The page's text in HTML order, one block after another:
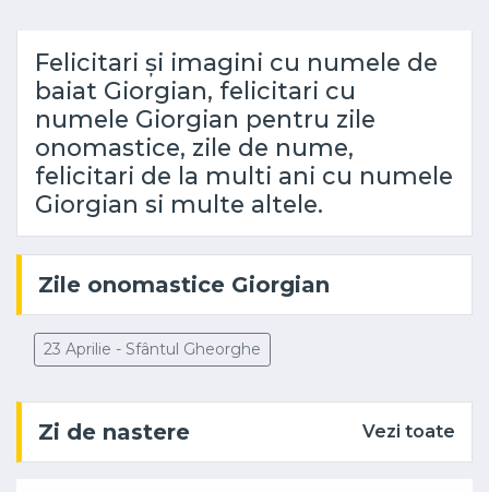
Felicitari și imagini cu numele de
baiat Giorgian, felicitari cu
numele Giorgian pentru zile
onomastice, zile de nume,
felicitari de la multi ani cu numele
Giorgian si multe altele.
Zile onomastice Giorgian
23 Aprilie - Sfântul Gheorghe
Zi de nastere Vezi toate